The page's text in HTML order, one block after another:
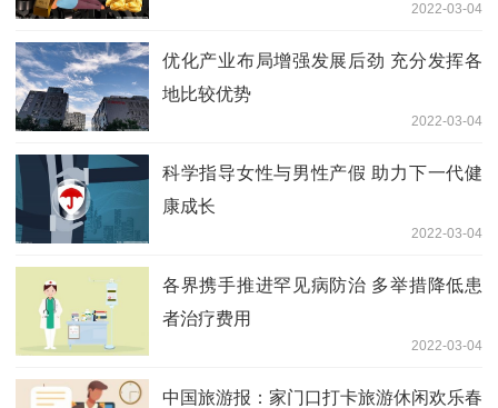
2022-03-04
优化产业布局增强发展后劲 充分发挥各
地比较优势
2022-03-04
科学指导女性与男性产假 助力下一代健
康成长
2022-03-04
各界携手推进罕见病防治 多举措降低患
者治疗费用
2022-03-04
中国旅游报：家门口打卡旅游休闲欢乐春